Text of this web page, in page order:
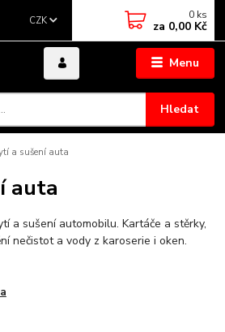
Menu
CZK
Hledat
0 ks
za 0,00 Kč
a sušení auta
auta
a sušení automobilu. Kartáče a stěrky,
nečistot a vody z karoserie i oken.